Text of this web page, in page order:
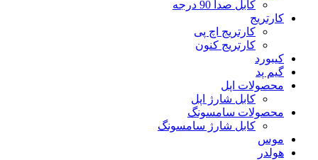
کابل صدا 90 درجه
کارتریج
کارتریج اچ پی
کارتریج کنون
کیبورد
گیم پد
محصولات اپل
کابل شارژ اپل
محصولات سامسونگ
کابل شارژ سامسونگ
موس
هولدر